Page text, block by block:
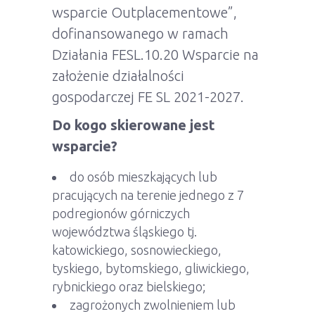
wsparcie Outplacementowe”,
dofinansowanego w ramach
Działania FESL.10.20 Wsparcie na
założenie działalności
gospodarczej FE SL 2021-2027.
Do kogo skierowane jest
wsparcie?
do osób mieszkających lub
pracujących na terenie jednego z 7
podregionów górniczych
województwa śląskiego tj.
katowickiego, sosnowieckiego,
tyskiego, bytomskiego, gliwickiego,
rybnickiego oraz bielskiego;
zagrożonych zwolnieniem lub